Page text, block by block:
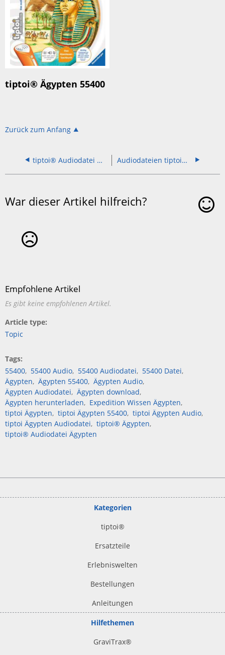
tiptoi® Ägypten 55400
Zurück zum Anfang
tiptoi® Audiodatei Wir entdecken die Dinosaurier 49286 Audiodateien tiptoi® Globen
War dieser Artikel hilfreich?
Empfohlene Artikel
Es gibt keine empfohlenen Artikel.
Article type
Topic
Tags
55400
55400 Audio 55400 Audiodatei
55400 Datei
Ägypten
Ägypten 55400 Ägypten Audio
Ägypten Audiodatei
Ägypten download
Ägypten herunterladen
Expedition Wissen Ägypten
tiptoi Ägypten
tiptoi Ägypten 55400 tiptoi Ägypten Audio
tiptoi Ägypten Audiodatei
tiptoi® Ägypten
tiptoi® Audiodatei Ägypten
Kategorien
tiptoi®
Ersatzteile
Erlebniswelten
Bestellungen
Anleitungen
Hilfethemen
GraviTrax®